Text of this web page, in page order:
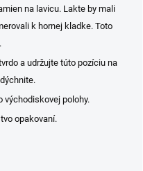
na lavicu. Lakte by mali
k hornej kladke. Toto
a udržujte túto pozíciu na
východiskovej polohy.
opakovaní.